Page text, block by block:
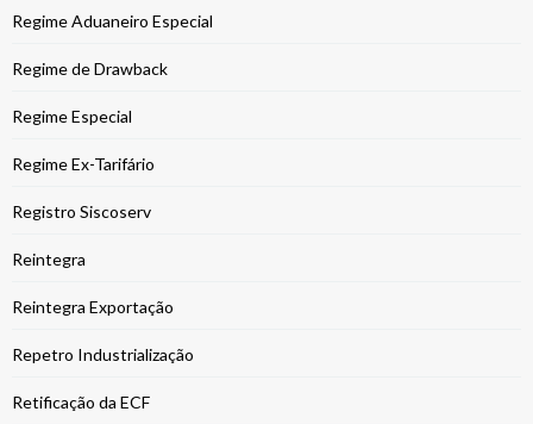
Regime Aduaneiro Especial
Regime de Drawback
Regime Especial
Regime Ex-Tarifário
Registro Siscoserv
Reintegra
Reintegra Exportação
Repetro Industrialização
Retificação da ECF